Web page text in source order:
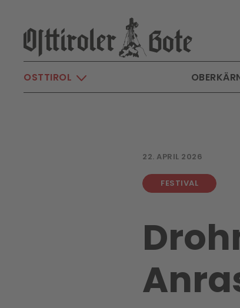
Skip to main content
OSTTIROL
22. APRIL 2026
FESTIVAL